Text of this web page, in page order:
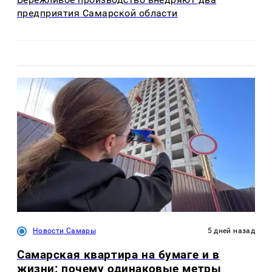
предприятия Самарской области
Новости Самары 5 дней назад
Самарская квартира на бумаге и в
жизни: почему одинаковые метры